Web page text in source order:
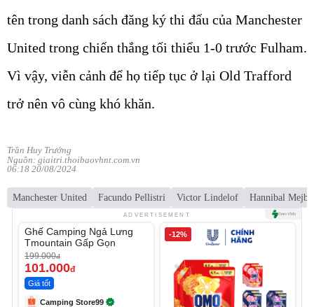
tên trong danh sách đăng ký thi đấu của Manchester
United trong chiến thắng tối thiểu 1-0 trước Fulham.
Vì vậy, viễn cảnh để họ tiếp tục ở lại Old Trafford
trở nên vô cùng khó khăn.
Trần Huy Trưởng
Nguồn: giaitri.thoibaovhnt.com.vn
06:18 20/08/2024
Manchester United Facundo Pellistri Victor Lindelof Hannibal Mejbri
ADVERTISEMENT
-49%
Ghế Camping Ngả Lưng
Tmountain Gấp Gọn
199.000đ
101.000đ
Giá tốt
Camping Store99
-12%